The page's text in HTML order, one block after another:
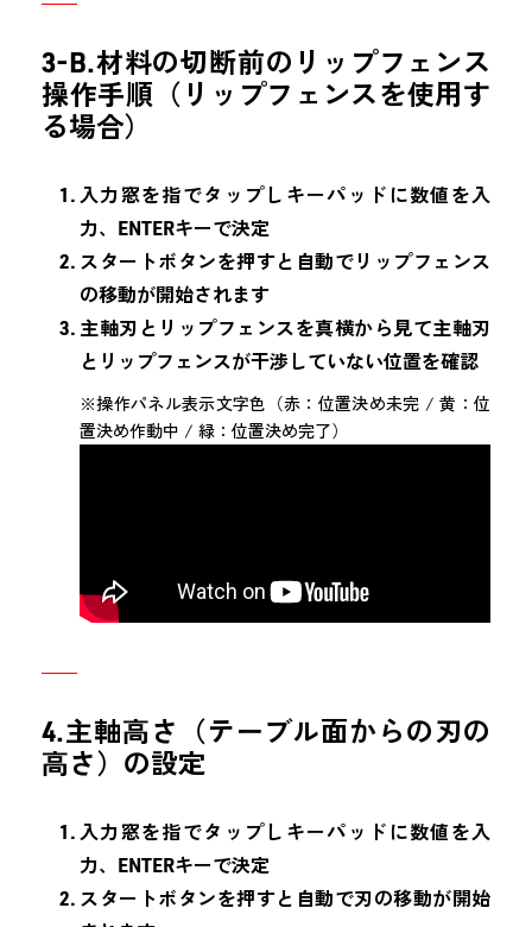
3-B.材料の切断前のリップフェンス
操作手順（リップフェンスを使用す
る場合）
入力窓を指でタップしキーパッドに数値を入
力、ENTERキーで決定
スタートボタンを押すと自動でリップフェンス
の移動が開始されます
主軸刃とリップフェンスを真横から見て主軸刃
とリップフェンスが干渉していない位置を確認
※操作パネル表示文字色（赤：位置決め未完 / 黄：位
置決め作動中 / 緑：位置決め完了）
4.主軸高さ（テーブル面からの刃の
高さ）の設定
入力窓を指でタップしキーパッドに数値を入
力、ENTERキーで決定
スタートボタンを押すと自動で刃の移動が開始